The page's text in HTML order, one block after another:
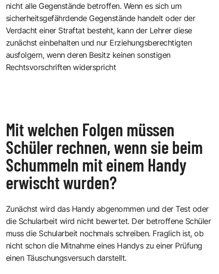
nicht alle Gegenstände betroffen. Wenn es sich um
sicherheitsgefährdende Gegenstände handelt oder der
Verdacht einer Straftat besteht, kann der Lehrer diese
zunächst einbehalten und nur Erziehungsberechtigten
ausfolgern, wenn deren Besitz keinen sonstigen
Rechtsvorschriften widerspricht
Mit welchen Folgen müssen
Schüler rechnen, wenn sie beim
Schummeln mit einem Handy
erwischt wurden?
Zunächst wird das Handy abgenommen und der Test oder
die Schularbeit wird nicht bewertet. Der betroffene Schüler
muss die Schularbeit nochmals schreiben. Fraglich ist, ob
nicht schon die Mitnahme eines Handys zu einer Prüfung
einen Täuschungsversuch darstellt.